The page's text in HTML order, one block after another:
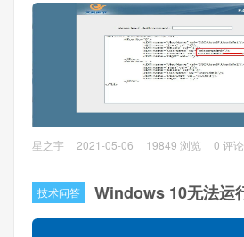
问题原因
通过微软官方社区查找与此相近的问题
https://answers.microsoft.com/zh-
hans/windows/forum/windows_7-
a7bf-48b7-af86-
决方法只要导入微软的证书即可，或者
可以。
很多网友多问我修改中兴光猫F420、
等等。所以下面简单讲一下一些常用
没有找到你要的sendcmd请留言，后
sendcmd命令。
星之宇 2021-05-06 19849 浏览 0 评论
技术问答 Windows 10无法运